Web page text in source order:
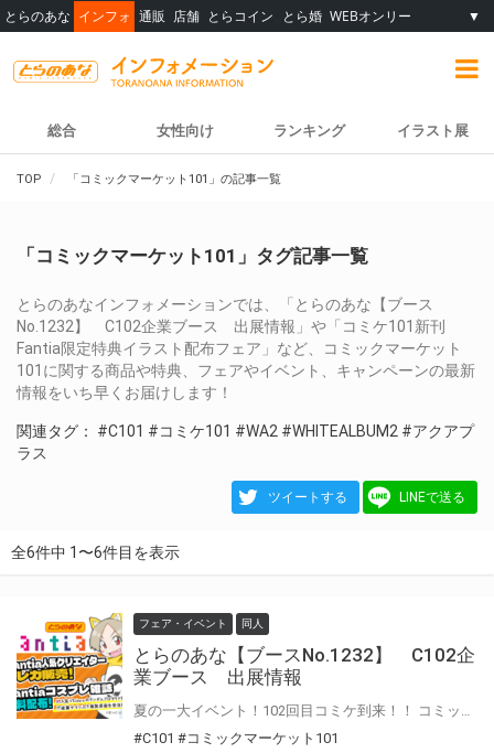
とらのあな インフォ 通販 店舗 とらコイン とら婚 WEBオンリー ▼
総合 女性向け ランキング イラスト展
TOP 「コミックマーケット101」の記事一覧
「コミックマーケット101」タグ記事一覧
とらのあなインフォメーションでは、「とらのあな【ブース
No.1232】 C102企業ブース 出展情報」や「コミケ101新刊
Fantia限定特典イラスト配布フェア」など、コミックマーケット
101に関する商品や特典、フェアやイベント、キャンペーンの最新
情報をいち早くお届けします！
関連タグ： #C101 #コミケ101 #WA2 #WHITEALBUM2 #アクアプ
ラス
ツイートする LINEで送る
全6件中 1〜6件目を表示
フェア・イベント 同人
とらのあな【ブースNo.1232】 C102企
業ブース 出展情報
#C101 #コミックマーケット101